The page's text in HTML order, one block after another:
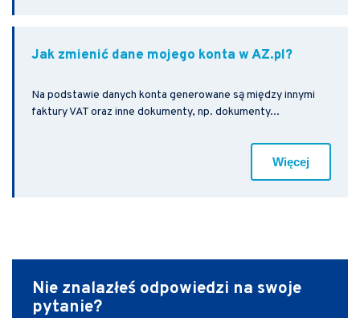
Jak zmienić dane mojego konta w AZ.pl?
Na podstawie danych konta generowane są między innymi
faktury VAT oraz inne dokumenty, np. dokumenty...
Więcej
Nie znalazłeś odpowiedzi na swoje
pytanie?